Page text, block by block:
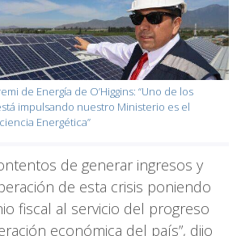
de Energía de O’Higgins: “Uno de los
impulsando nuestro Ministerio es el
Energética”
de generar ingresos y
de esta crisis poniendo
fiscal al servicio del progreso
económica del país”, dijo